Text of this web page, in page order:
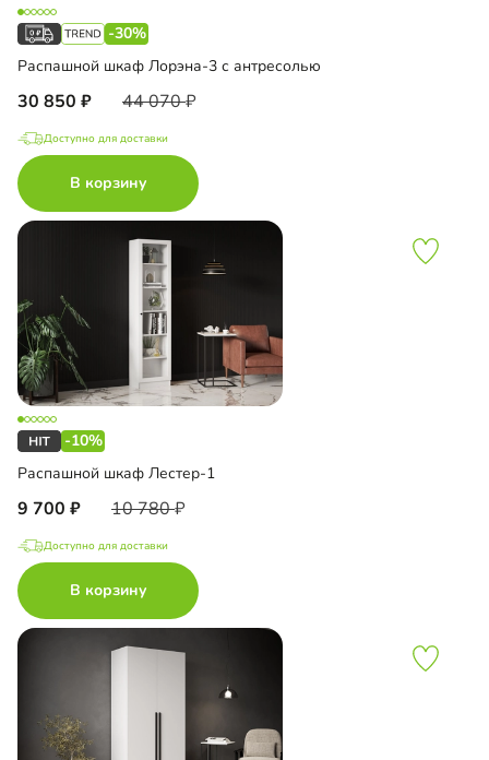
-30%
Распашной шкаф Лорэна-3 с антресолью
30 850 44 070
Доступно для доставки
В корзину
-10%
Распашной шкаф Лестер-1
9 700 10 780
Доступно для доставки
В корзину